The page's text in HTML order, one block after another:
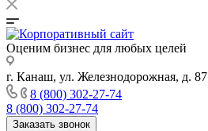
Оценим бизнес для любых целей
г. Канаш, ул. Железнодорожная, д. 87
8 (800) 302-27-74
8 (800) 302-27-74
Заказать звонок